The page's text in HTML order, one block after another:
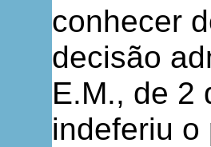
conhecer
decisão
E.M., de 2
indeferiu o